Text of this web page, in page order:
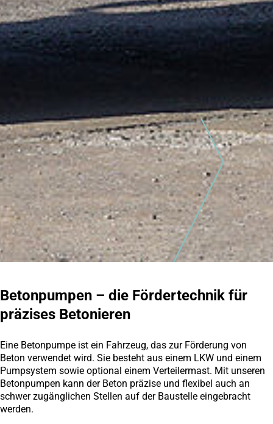
Betonpumpen – die Fördertechnik für
präzises Betonieren
Eine Betonpumpe ist ein Fahrzeug, das zur Förderung von
Beton verwendet wird. Sie besteht aus einem LKW und einem
Pumpsystem sowie optional einem Verteilermast. Mit unseren
Betonpumpen kann der Beton präzise und flexibel auch an
schwer zugänglichen Stellen auf der Baustelle eingebracht
werden.